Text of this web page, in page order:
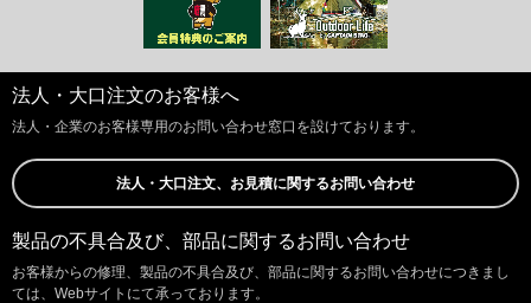
法人・大口注文のお客様へ
法人・企業のお客様専用のお問い合わせ窓口を設けております。
法人・大口注文、お見積に関するお問い合わせ
製品の不具合及び、部品に関するお問い合わせ
お客様からの修理、製品の不具合及び、部品に関するお問い合わせにつきまし
ては、Webサイトにて承っております。